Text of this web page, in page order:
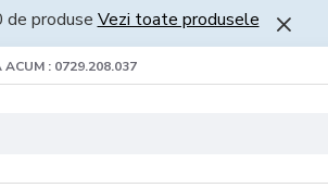
produse Vezi toate produsele
ACUM : 0729.208.037